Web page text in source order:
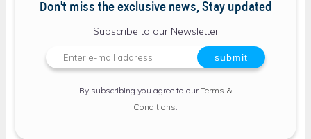
Don't miss the exclusive news, Stay updated
Subscribe to our Newsletter
By subscribing you agree to ourTerms &
Conditions